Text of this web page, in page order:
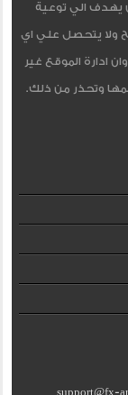
يهدف الي توعية
ولا يتحصل علي اي
ادارة الموقع غير
وتحذر من ذلك.
support@fx-